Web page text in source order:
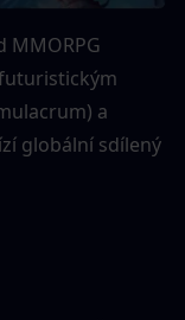
MMORPG
a
globální sdílený